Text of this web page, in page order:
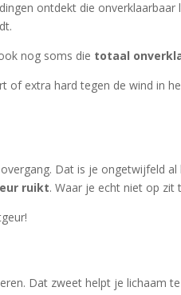
ontdekt die
nog soms die totaal
extra hard tegen de wind in
Dat is je ongetwijfeld al
ruikt. Waar je echt niet op zit
Dat zweet helpt je